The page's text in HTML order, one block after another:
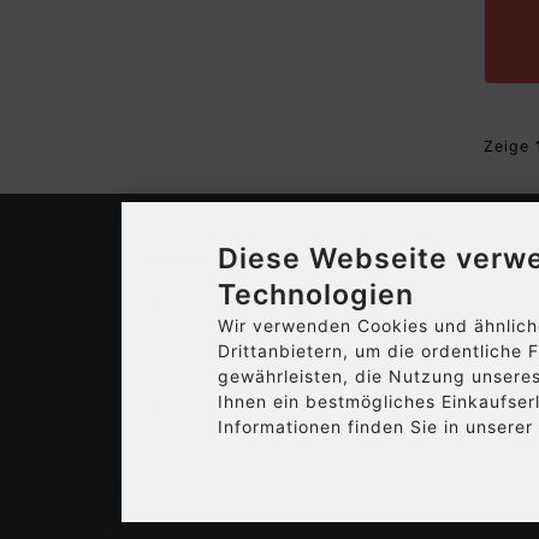
Zeige
Mehr über...
Kontakt
Widerrufsrecht & Widerrufsformular
Cookie Einstellungen
Diese Webseite
Technologien
Wir verwenden Cookies und
Drittanbietern, um die ordentliche
gewährleisten, die Nutzung
Ihnen ein bestmögliches
Informationen finden Sie in